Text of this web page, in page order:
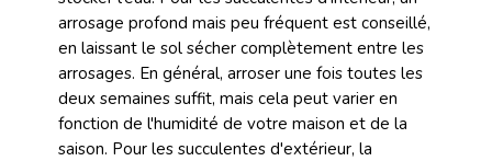
arrosage profond mais peu fréquent est conseillé,
en laissant le sol sécher complètement entre les
arrosages. En général, arroser une fois toutes les
deux semaines suffit, mais cela peut varier en
fonction de l'humidité de votre maison et de la
saison. Pour les succulentes d'extérieur, la